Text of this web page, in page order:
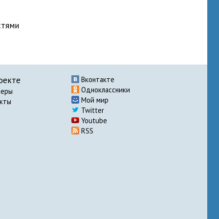
Вконтакте
Одноклассники
Мой мир
Twitter
Youtube
RSS